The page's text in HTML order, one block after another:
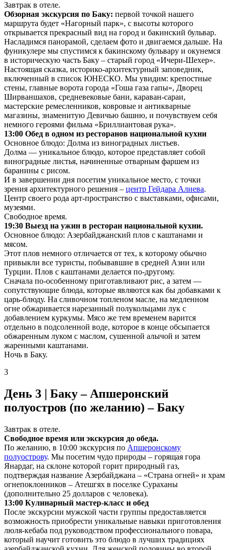
Завтрак в отеле.
Обзорная экскурсия по Баку: первой точкой нашего
маршрута будет «Нагорный парк», с высоты которого
открывается прекрасный вид на город и бакинский бульвар.
Насладимся панорамой, сделаем фото и двигаемся дальше. На
фуникулере мы спустимся к бакинскому бульвару и окунемся
в историческую часть Баку – старый город «Ичери-Шехер».
Настоящая сказка, историко-архитектурный заповедник,
включенный в список ЮНЕСКО. Мы увидим: крепостные
стены, главные ворота города «Гоша газа гапы», Дворец
Ширваншахов, средневековые бани, караван-сараи,
мастерские ремесленников, ковровые и антикварные
магазины, знаменитую Девичью башню, и почувствуем себя
немного героями фильма «Бриллиантовая рука».
13:00 Обед в одном из ресторанов национальной кухни
Основное блюдо: Долма из виноградных листьев.
Долма — уникальное блюдо, которое представляет собой
виноградные листья, начиненные отварным фаршем из
баранины c рисом.
И в завершении дня посетим уникальное место, с точки
зрения архитектурного решения – центр Гейдара Алиева.
Центр своего рода арт-пространство с выставками, офисами,
музеями.
Свободное время.
19:30 Выезд на ужин в ресторан национальной кухни.
Основное блюдо: Азербайджанский плов с каштанами и
мясом.
Этот плов немного отличается от тех, к которому обычно
привыкли все туристы, побывавшие в средней Азии или
Турции. Плов с каштанами делается по-другому.
Сначала по-особенному приготавливают рис, а затем —
сопутствующие блюда, которые являются как бы добавками к
царь-блюду. На сливочном топленом масле, на медленном
огне обжаривается нарезанный полукольцами лук с
добавлением куркумы. Мясо же тем временем варится
отдельно в подсоленной воде, которое в конце обсыпается
обжаренным луком с маслом, сушенной алычой и затем
жаренными каштанами.
Ночь в Баку.
3
День 3 | Баку – Апшеронский
полуостров (по желанию) – Баку
Завтрак в отеле.
Свободное время или экскурсия до обеда.
По желанию, в 10:00 экскурсия по Апшеронскому
полуострову. Мы посетим чудо природы – горящая гора
Янардаг, на склоне которой горит природный газ,
подтверждая название Азербайджана – «Страна огней» и храм
огнепоклонников – Атешгях в поселке Сураханы
(дополнительно 25 долларов с человека).
13:00 Кулинарный мастер-класс и обед
После экскурсии мужской части группы предоставляется
возможность приобрести уникальные навыки приготовления
люля-кебаба под руководством профессионального повара,
который научит готовить это блюдо в лучших традициях